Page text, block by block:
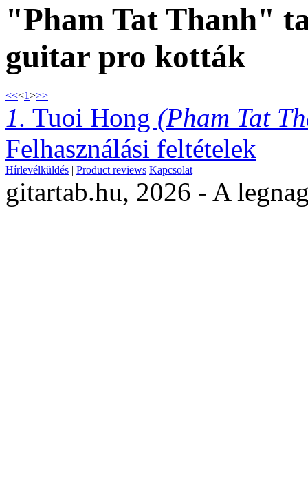
"Pham Tat Thanh"
guitar pro kották
<<<1>>>
1. Tuoi Hong (Pham Tat
Felhasználási feltételek
Hírlevélküldés | Product reviews Kapcsolat
gitartab.hu, 2026 - A